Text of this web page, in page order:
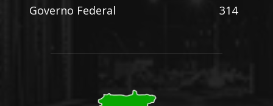
Governo Federal
314